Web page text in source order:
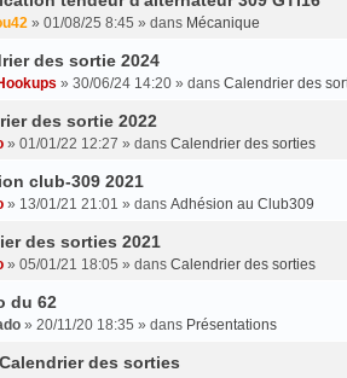
» 01/08/25 8:45 » dans Mécanique
des sortie 2024
» 30/06/24 14:20 » dans Calendrier des
des sortie 2022
» 01/01/22 12:27 » dans Calendrier des sorties
club-309 2021
» 13/01/21 21:01 » dans Adhésion au Club309
des sorties 2021
» 05/01/21 18:05 » dans Calendrier des sorties
du 62
» 20/11/20 18:35 » dans Présentations
des sorties